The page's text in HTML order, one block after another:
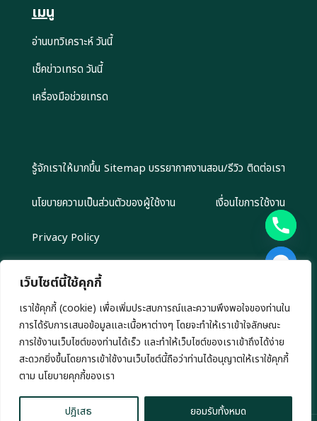
เว็บไซต์นี้ใช้คุกกี้
เราใช้คุกกี้ (cookie) เพื่อเพิ่มประสบการณ์และความพึงพอใจของท่านใน
การได้รับการเสนอข้อมูลและเนื้อหาต่างๆ โดยจะทำให้เราเข้าใจลักษณะ
การใช้งานเว็บไซต์ของท่านได้เร็ว และทำให้เว็บไซต์ของเราเข้าถึงได้ง่าย
สะดวกยิ่งขึ้นโดยการเข้าใช้งานเว็บไซต์นี้ถือว่าท่านได้อนุญาตให้เราใช้คุกกี้
ตาม นโยบายคุกกี้ของเรา
ปฎิเสธ ยอมรับทั้งหมด
เมนู
อ่านบทวิเคราะห์ วันนี้
เช็คข่าวเทรด วันนี้
เครื่องมือช่วยเทรด
รู้จักเราให้มากขึ้น Sitemap บรรยากาศงานสอน/รีวิว ติดต่อเรา
นโยบายความเป็นส่วนตัวของผู้ใช้งาน เงื่อนไขการใช้งาน
Privacy Policy
Copyright 2024 EliteGroupAcademy.com © สงวนลิขสิทธิ์ตาม
กฎหมาย ห้ามนำไปทำซ้ำ หรือคัดลอกข้อมูลโดยไม่ได้รับอนุญาต
เรามีนโยบาย นำเสนอข้อมูลอย่างโปร่งสัยและเป็นกลาง ทุกข้อมูลที่นำเสนอ เรา
ไม่มีเจตนาชักชวนการลงทุน หรือ ชี้นำการลงทุนใดๆ ทั้งสิ้น
chaty